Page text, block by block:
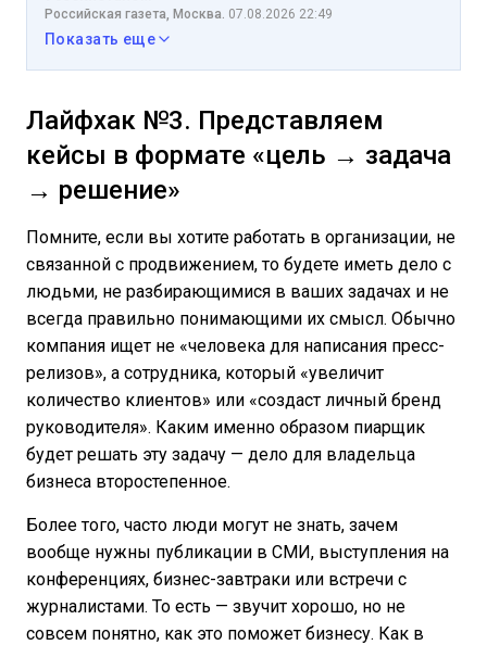
Российская газета, Москва. 07.08.2026 22:49
Показать еще
Лайфхак №3. Представляем
кейсы в формате «цель → задача
→ решение»
Помните, если вы хотите работать в организации, не
связанной с продвижением, то будете иметь дело с
людьми, не разбирающимися в ваших задачах и не
всегда правильно понимающими их смысл. Обычно
компания ищет не «человека для написания пресс-
релизов», а сотрудника, который «увеличит
количество клиентов» или «создаст личный бренд
руководителя». Каким именно образом пиарщик
будет решать эту задачу — дело для владельца
бизнеса второстепенное.
Более того, часто люди могут не знать, зачем
вообще нужны публикации в СМИ, выступления на
конференциях, бизнес-завтраки или встречи с
журналистами. То есть — звучит хорошо, но не
совсем понятно, как это поможет бизнесу. Как в